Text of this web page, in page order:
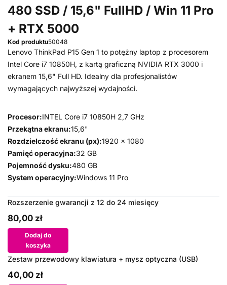
480 SSD / 15,6" FullHD / Win 11 Pro
+ RTX 5000
Kod produktu50048
Lenovo ThinkPad P15 Gen 1 to potężny laptop z procesorem
Intel Core i7 10850H, z kartą graficzną NVIDIA RTX 3000 i
ekranem 15,6" Full HD. Idealny dla profesjonalistów
wymagających najwyższej wydajności.
Procesor:INTEL Core i7 10850H 2,7 GHz
Przekątna ekranu:15,6"
Rozdzielczość ekranu (px):1920 x 1080
Pamięć operacyjna:32 GB
Pojemność dysku:480 GB
System operacyjny:Windows 11 Pro
Rozszerzenie gwarancji z 12 do 24 miesięcy
80,00 zł
Dodaj do
koszyka
Zestaw przewodowy klawiatura + mysz optyczna (USB)
40,00 zł